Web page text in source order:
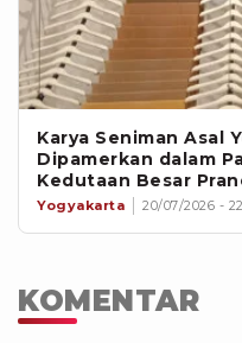
Karya Seniman Asal
Dipamerkan dalam
Kedutaan Besar
Yogyakarta 20/07/2026 -
KOMENTAR